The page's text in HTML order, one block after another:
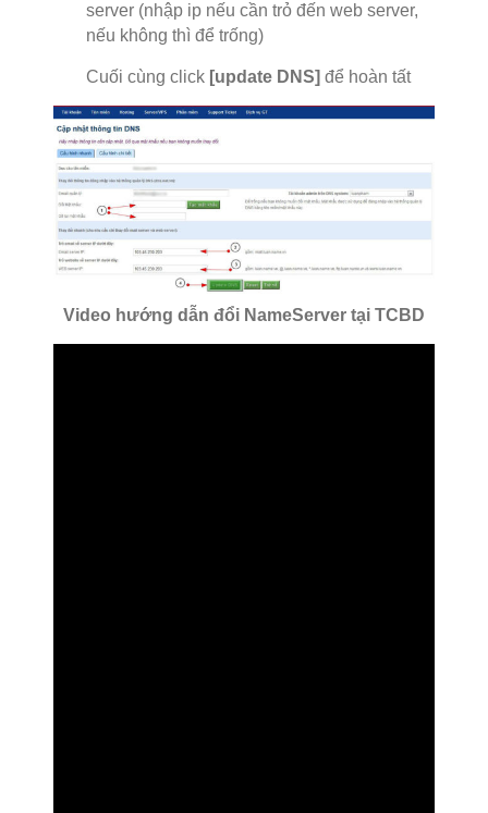
server (nhập ip nếu cần trỏ đến web server,
nếu không thì để trống)
Cuối cùng click [update DNS] để hoàn tất
Video hướng dẫn đổi NameServer tại TCBD